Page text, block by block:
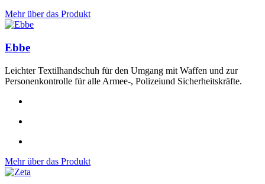
Mehr über das Produkt
Ebbe
Leichter Textilhandschuh für den Umgang mit Waffen und zur
Personenkontrolle für alle Armee-, Polizeiund Sicherheitskräfte.
Mehr über das Produkt